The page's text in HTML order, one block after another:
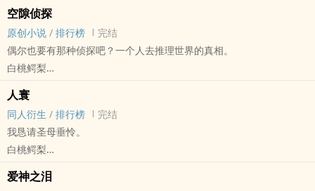
只在他行李箱里偷吃方便面的老鼠。他还说法国老鼠的胃很娇贵，对
这种廉价的东方垃圾食品消化不良，刚一拽住尾巴就紧张得吐了。我
没看到老鼠，只看到他从手上变出一枚戒指，他告诉我是老鼠吐出了
那枚戒指。然后他拿着戒指对我说，郑慈，我们结婚吧。
我当时觉得他脑子有病。
其实更有病的人是我。那天晚上，我答应了他的求婚。
竞技游泳题材。宋钦文x郑慈，天才游泳运动员x剧团打工人，体育生x
文科生（*竞技体育之美在于血与泪，文中所有比赛均为虚构）
“科斯蒂亚教练告诉过我们，看到泳池的时候，你不要把它当成比赛场
地，你要想：此处通往繁星。”
故事。
一个满身糊涂账的人，一个穿着大人衣服的人。一群游荡在都市里，
感到饥饿的人。
多视角，第一人称，本质甜文，其实是两个笨蛋的故事。
现代 - 多重视角
“我存在我存在我存在。”——西尔维亚·普拉斯
一个摇滚乐队的故事。主唱中心，贝斯手x主唱。年上。
主要预警：非线性叙事，雷点多。人物道德感低，且人物关系混乱
（含bg，gl），存在重要角色死亡。雷点低者谨慎阅读，尽量不要骂
作者。
其他预警：视角切换较为频繁，无主视角，可能会引起阅读不适。
空隙侦探
原创小说 / 排行榜
完结
偶尔也要有那种侦探吧？一个人去推理世界的真相。
白桃鳄梨
原创小说 - BL - 长篇 - 完结
奇幻
“真爱是可能的 / 但只会发生在来世——发生在新人类身上 / 对我们来
说已经太迟”——《极乐迪斯科》
我们看到的现实就是全部了吗？世界上会不会有现实到达不了的地
方？偶尔也要有那种侦探吧？他连自己是谁，从哪里来都搞不清楚，
人寰
同人衍生 / 排行榜
完结
我恳请圣母垂怜。
白桃鳄梨
最终幻想[Final Fantasy（最终幻想）系列单机及网络游戏] - SC[萨菲
罗斯/克劳德] 同人衍生 - 游戏同人 - BL - 短篇
爱神之泪